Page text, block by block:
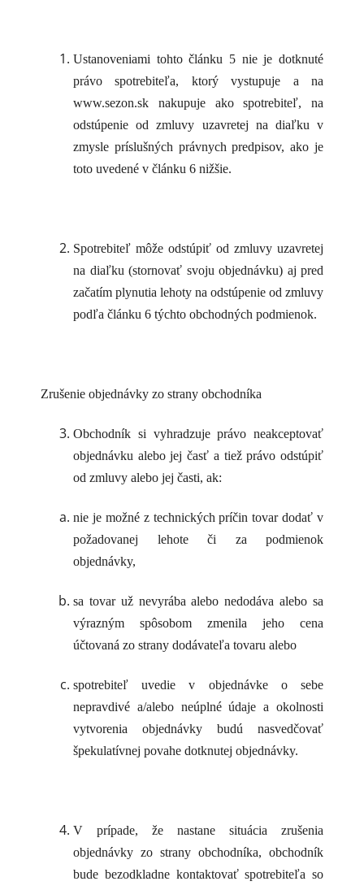
Ustanoveniami tohto článku 5 nie je dotknuté
právo spotrebiteľa, ktorý vystupuje a na
www.sezon.sk nakupuje ako spotrebiteľ, na
odstúpenie od zmluvy uzavretej na diaľku v
zmysle príslušných právnych predpisov, ako je
toto uvedené v článku 6 nižšie.
Spotrebiteľ môže odstúpiť od zmluvy uzavretej
na diaľku (stornovať svoju objednávku) aj pred
začatím plynutia lehoty na odstúpenie od zmluvy
podľa článku 6 týchto obchodných podmienok.
Zrušenie objednávky zo strany obchodníka
Obchodník si vyhradzuje právo neakceptovať
objednávku alebo jej časť a tiež právo odstúpiť
od zmluvy alebo jej časti, ak:
nie je možné z technických príčin tovar dodať v
požadovanej lehote či za podmienok
objednávky,
sa tovar už nevyrába alebo nedodáva alebo sa
výrazným spôsobom zmenila jeho cena
účtovaná zo strany dodávateľa tovaru alebo
spotrebiteľ uvedie v objednávke o sebe
nepravdivé a/alebo neúplné údaje a okolnosti
vytvorenia objednávky budú nasvedčovať
špekulatívnej povahe dotknutej objednávky.
V prípade, že nastane situácia zrušenia
objednávky zo strany obchodníka, obchodník
bude bezodkladne kontaktovať spotrebiteľa so